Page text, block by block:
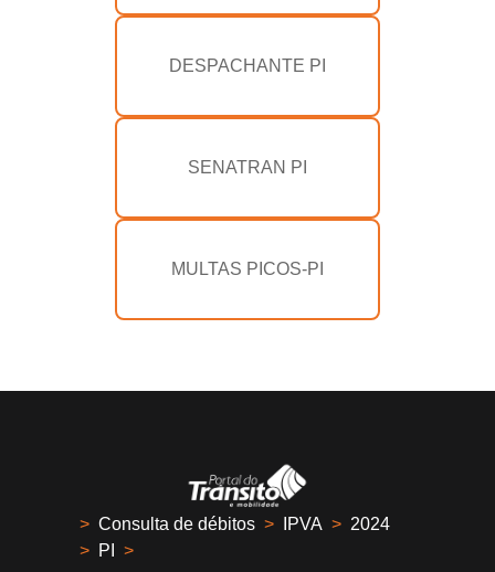
DESPACHANTE PI
SENATRAN PI
MULTAS PICOS-PI
> Consulta de débitos > IPVA > 2024
> PI >